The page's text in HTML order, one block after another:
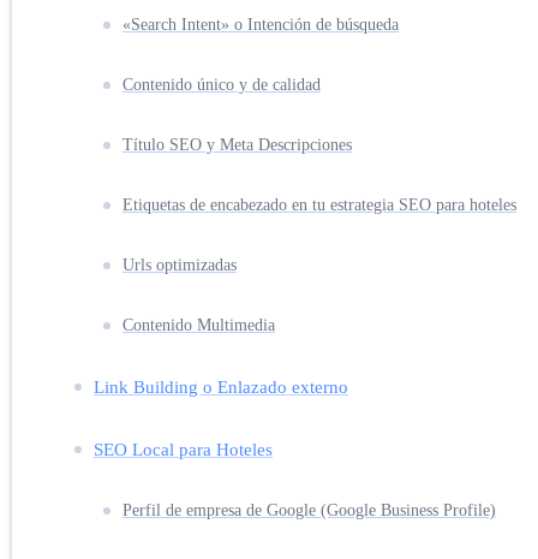
«Search Intent» o Intención de búsqueda
Contenido único y de calidad
Título SEO y Meta Descripciones
Etiquetas de encabezado en tu estrategia SEO para hoteles
Urls optimizadas
Contenido Multimedia
Link Building o Enlazado externo
SEO Local para Hoteles
Perfil de empresa de Google (Google Business Profile)